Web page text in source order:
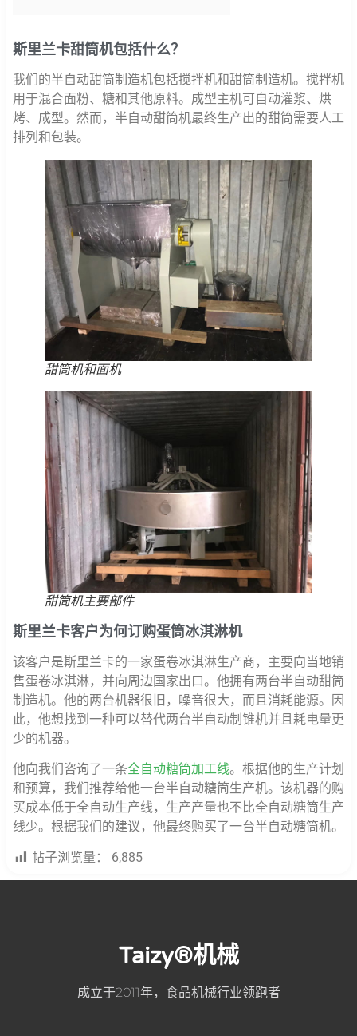
斯里兰卡甜筒机包括什么？
我们的半自动甜筒制造机包括搅拌机和甜筒制造机。搅拌机
用于混合面粉、糖和其他原料。成型主机可自动灌浆、烘
烤、成型。然而，半自动甜筒机最终生产出的甜筒需要人工
排列和包装。
甜筒机和面机
甜筒机主要部件
斯里兰卡客户为何订购蛋筒冰淇淋机
该客户是斯里兰卡的一家蛋卷冰淇淋生产商，主要向当地销
售蛋卷冰淇淋，并向周边国家出口。他拥有两台半自动甜筒
制造机。他的两台机器很旧，噪音很大，而且消耗能源。因
此，他想找到一种可以替代两台半自动制锥机并且耗电量更
少的机器。
他向我们咨询了一条全自动糖筒加工线。根据他的生产计划
和预算，我们推荐给他一台半自动糖筒生产机。该机器的购
买成本低于全自动生产线，生产产量也不比全自动糖筒生产
线少。根据我们的建议，他最终购买了一台半自动糖筒机。
帖子浏览量： 6,885
Taizy®机械
成立于2011年，食品机械行业领跑者